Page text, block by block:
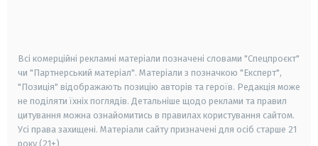
Всі комерційні рекламні матеріали позначені словами "Спецпроєкт"
чи "Партнерський матеріал". Матеріали з позначкою "Експерт",
"Позиція" відображають позицію авторів та героїв. Редакція може
не поділяти їхніх поглядів. Детальніше щодо реклами та правил
цитування можна ознайомитись в правилах користування сайтом.
Усі права захищені. Матеріали сайту призначені для осіб старше 21
року (21+)